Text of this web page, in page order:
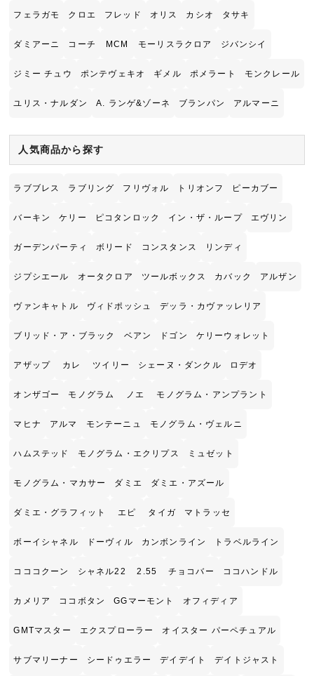
フェラガモ クロエ フレッド オリス カシオ タサキ
ダミアーニ コーチ MCM モーリスラクロア ジバンシイ
ジミー チュウ ポンテヴェキオ ギメル ポメラート モンクレール
ユリス・ナルダン A. ランゲ&ゾーネ ブランパン アルマーニ
人気商品から探す
ラブブレス ラブリング フリヴォル トリオンフ ピーカブー
バーキン ケリー ピコタンロック イン・ザ・ループ エヴリン
ガーデンパーティ ボリード コンスタンス リンディ
ジプシエール オータクロア ツールボックス カバック アルザン
ヴァンキャトル ヴィドポッシュ デッラ・カヴァッレリア
ブリッド・ア・ブラック ベアン ドゴン ケリーウォレット
アザップ カレ ツイリー シェーヌ・ダンクル ロデオ
オンザゴー モノグラム ノエ モノグラム・アンプラント
マヒナ アルマ モンテーニュ モノグラム・ヴェルニ
ハムステッド モノグラム・エクリプス ミュゼット
モノグラム・マカサー ダミエ ダミエ・アズール
ダミエ・グラフィット エピ タイガ マトラッセ
ボーイシャネル ドーヴィル カンボンライン トラベルライン
コココクーン シャネル22 2.55 チョコバー ココハンドル
カメリア ココボタン GGマーモント オフィディア
GMTマスター エクスプローラー オイスター パーペチュアル
サブマリーナー シードゥエラー デイデイト デイトジャスト